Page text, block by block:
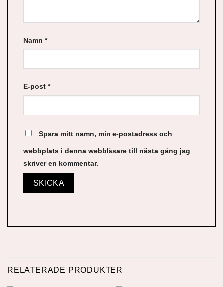
Namn *
E-post *
Spara mitt namn, min e-postadress och
webbplats i denna webbläsare till nästa gång jag
skriver en kommentar.
RELATERADE PRODUKTER